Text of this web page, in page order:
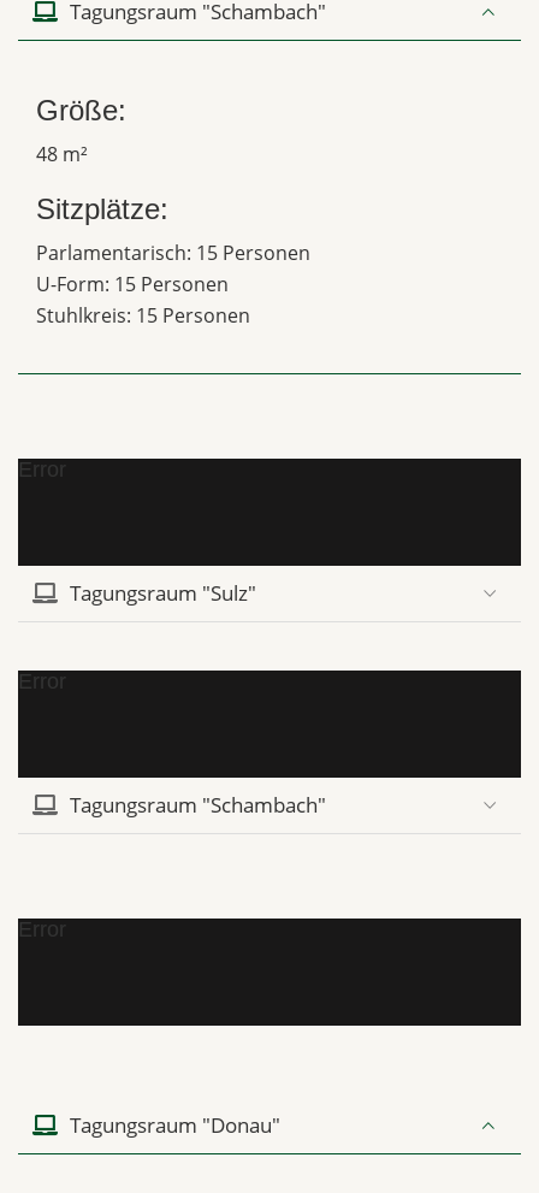
Tagungsraum "Schambach"
Größe:
48 m²
Sitzplätze:
Parlamentarisch: 15 Personen
U-Form: 15 Personen
Stuhlkreis: 15 Personen
Error
Tagungsraum "Sulz"
Error
Tagungsraum "Schambach"
Error
Tagungsraum "Donau"